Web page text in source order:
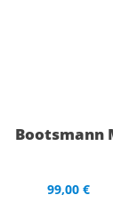
Bootsmann
99,00€